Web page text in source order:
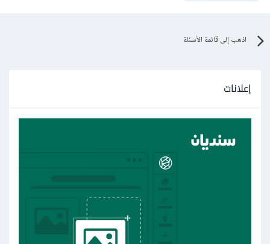
اذهب إلى قائمة الأسئلة
إعلانات